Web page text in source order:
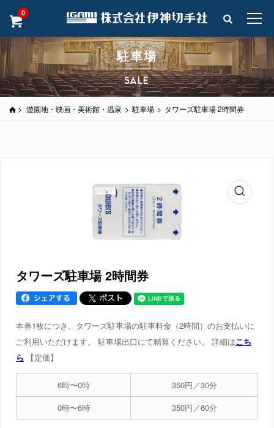
0
駐車場
SALE
> 遊園地・映画・美術館・温泉 > 駐車場 > タワーズ駐車場 2時間券
タワーズ駐車場 2時間券
本券1枚につき、タワーズ駐車場の駐車料金（2時間）のお支払いに
ご利用いただけます。 駐車場出口にて精算ください。 詳細はこち
ら 【定価】
6時〜0時
350円／30分
0時〜6時
350円／60分